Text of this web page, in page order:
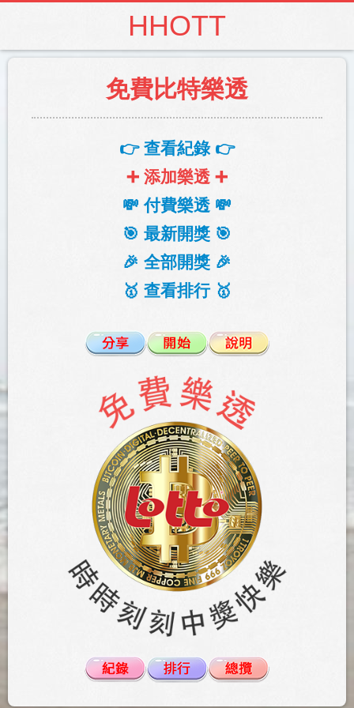
HHOTT
免費比特樂透
👉 查看紀錄 👉
➕ 添加樂透 ➕
💸 付費樂透 💸
🎯 最新開獎 🎯
🎉 全部開獎 🎉
🥇 查看排行 🥇